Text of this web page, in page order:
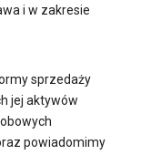
i w zakresie
sprzedaży
jej aktywów
powiadomimy